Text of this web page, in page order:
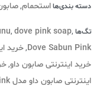
دسته بندی‌هااستحمام,
تگ‌ها , dove pink soap,
Dove Sabun Pink
,خرید
خرید اینترنتی صابون داو,
اینترنتی صابون داو مدل pink